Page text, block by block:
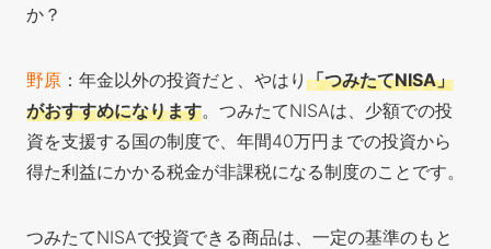
か？
野原 ：年金以外の投資だと、やはり 「つみたてNISA」
がおすすめになります。つみたてNISAは、少額での投
資を支援する国の制度で、年間40万円までの投資から
得た利益にかかる税金が非課税になる制度のことです。
つみたてNISAで投資できる商品は、一定の基準のもと